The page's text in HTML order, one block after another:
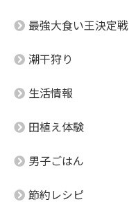
最強大食い王決定戦
潮干狩り
生活情報
田植え体験
男子ごはん
節約レシピ